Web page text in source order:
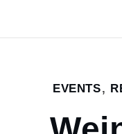
Home
März
EVENTS,